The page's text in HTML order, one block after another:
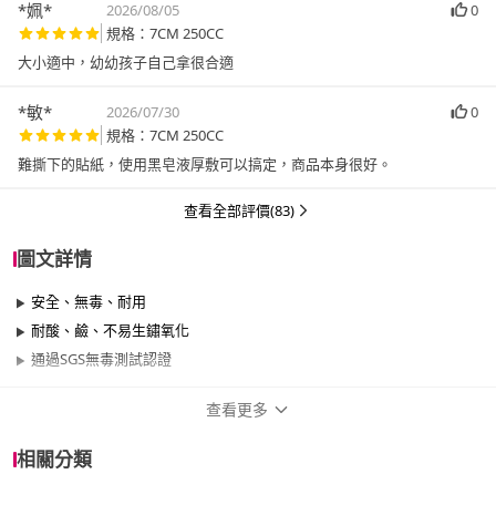
*姵* 2026/08/05
0
規格：7CM 250CC
大小適中，幼幼孩子自己拿很合適
*敏* 2026/07/30
0
規格：7CM 250CC
難撕下的貼紙，使用黑皂液厚敷可以搞定，商品本身很好。
查看全部評價(83)
圖文詳情
安全、無毒、耐用
耐酸、鹼、不易生鏽氧化
通過SGS無毒測試認證
查看更多
相關分類